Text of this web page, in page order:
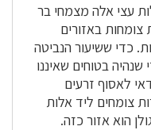
עצי אלה מצמחי בר
באזורים
כדי ששיעור הנביטה
בטוחים שאיננו
לאסוף זרעים
צומחים ליד אלות
הוא אזור כזה.